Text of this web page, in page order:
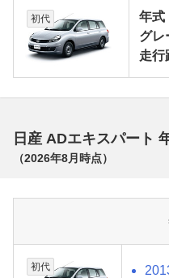
初代
年式
グレ
走行
日産 ADエキスパート
（2026年8月 時点）
初代